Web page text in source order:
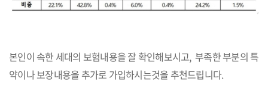
본인이 속한 세대의 보험내용을 잘 확인해보시고, 부족한 부분의 특
약이나 보장내용을 추가로 가입하시는것을 추천드립니다.